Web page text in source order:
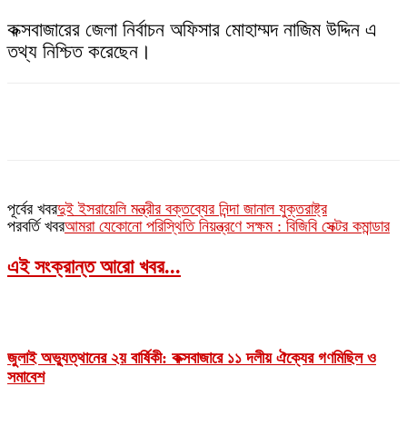
কক্সবাজারের জেলা নির্বাচন অফিসার মোহাম্মদ নাজিম উদ্দিন এ
তথ্য নিশ্চিত করেছেন।
পূর্বের খবরদুই ইসরায়েলি মন্ত্রীর বক্তব্যের নিন্দা জানাল যুক্তরাষ্ট্র
পরবর্তি খবরআমরা যেকোনো পরিস্থিতি নিয়ন্ত্রণে সক্ষম : বিজিবি সেক্টর কমান্ডার
এই সংক্রান্ত আরো খবর...
জুলাই অভ্যুত্থানের ২য় বার্ষিকী: কক্সবাজারে ১১ দলীয় ঐক্যের গণমিছিল ও
সমাবেশ